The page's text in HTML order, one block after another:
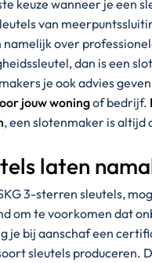
keuze wanneer je een
van
over
dan is een
je ook advies
jouw woningof bedrijf.
, een slotenmaker is altijd
laten
3-sterren sleutels,
om te voorkomen dat
je bij aanschaf een
sleutels produceren.